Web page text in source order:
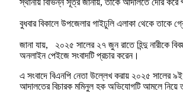
‎বুধবার বিকালে উপজেলার গাইঢুলি এলাকা থেকে তাকে
‎জানা যায়, ‎২০২৫ সালের ২৭ জুন রাতে হিন্দু নারীকে
অনলাইন পেইজে সংবাদটি প্রচার করেন।
এ সংবাদে বিএনপি নেতা উল্লেখ করায় ২০২৫ সালের ৯ই
আদালতের বিচারক মমিনুল হক অভিযোগটি আমলে নিয়ে